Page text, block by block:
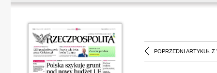
POPRZEDNI ARTYKUŁ Z